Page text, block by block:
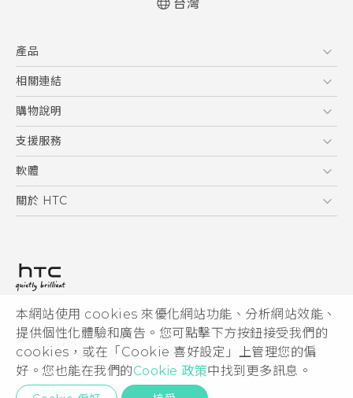
本網站使用 cookies 來優化網站功能、分析網站效能、
提供個性化體驗和廣告。您可點擊下方按鈕接受我們的
cookies，或在「Cookie 喜好設定」上管理您的偏
好。您也能在我們的Cookie 政策中找到更多訊息。
台灣
產品
5G
智慧型手機
配件
相關連結
HTC Research
購物說明
購物須知
訂單管理
付款方式
支援服務
到府收送維修服務
服務中心資訊
客戶服務佈告欄
軟體
應用程式
HTC Sync Manager
關於 HTC
投資人
隱私權政策
產品安全性
Cookie
© 2011-2026 HTC Corporation
HTC 法律文件
宏達國際電子股份有限公司 | 統一編號16003518
隱私聯絡: Global-Privacy@htc.com